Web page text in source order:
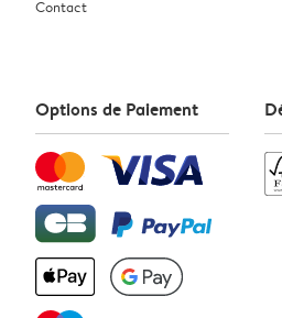
Contact
Options de Paiement